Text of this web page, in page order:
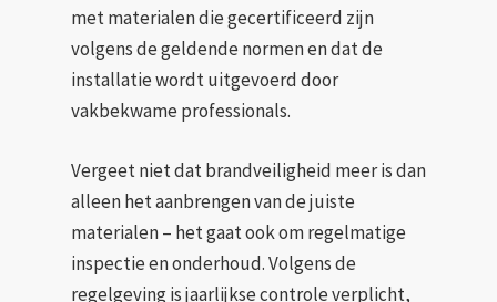
met materialen die gecertificeerd zijn
volgens de geldende normen en dat de
installatie wordt uitgevoerd door
vakbekwame professionals.
Vergeet niet dat brandveiligheid meer is dan
alleen het aanbrengen van de juiste
materialen – het gaat ook om regelmatige
inspectie en onderhoud. Volgens de
regelgeving is jaarlijkse controle verplicht,